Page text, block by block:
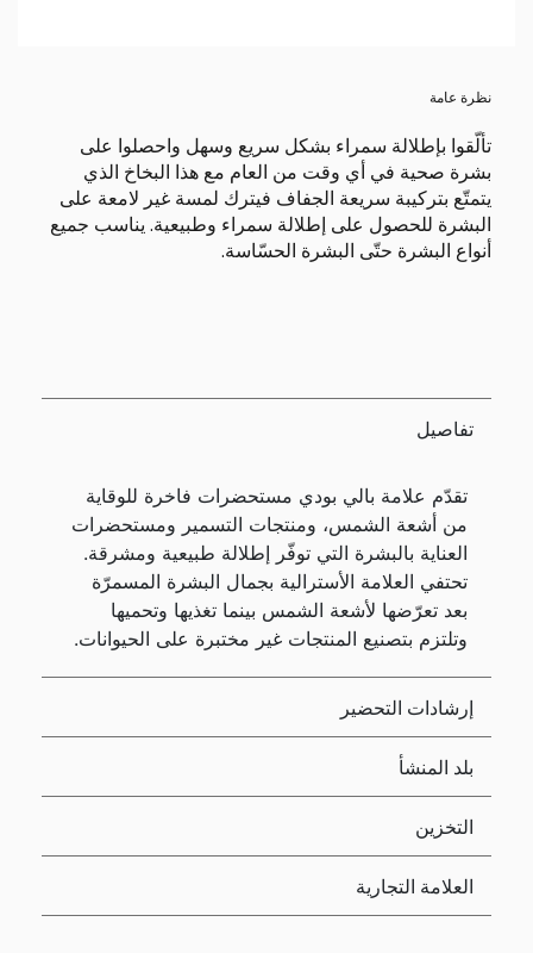
نظرة عامة
تألّقوا بإطلالة سمراء بشكل سريع وسهل واحصلوا على
بشرة صحية في أي وقت من العام مع هذا البخاخ الذي
يتمتّع بتركيبة سريعة الجفاف فيترك لمسة غير لامعة على
البشرة للحصول على إطلالة سمراء وطبيعية. يناسب جميع
أنواع البشرة حتّى البشرة الحسّاسة.
تفاصيل
تقدّم علامة بالي بودي مستحضرات فاخرة للوقاية
من أشعة الشمس، ومنتجات التسمير ومستحضرات
العناية بالبشرة التي توفّر إطلالة طبيعية ومشرقة.
تحتفي العلامة الأسترالية بجمال البشرة المسمرّة
بعد تعرّضها لأشعة الشمس بينما تغذيها وتحميها
وتلتزم بتصنيع المنتجات غير مختبرة على الحيوانات.
إرشادات التحضير
بلد المنشأ
التخزين
العلامة التجارية